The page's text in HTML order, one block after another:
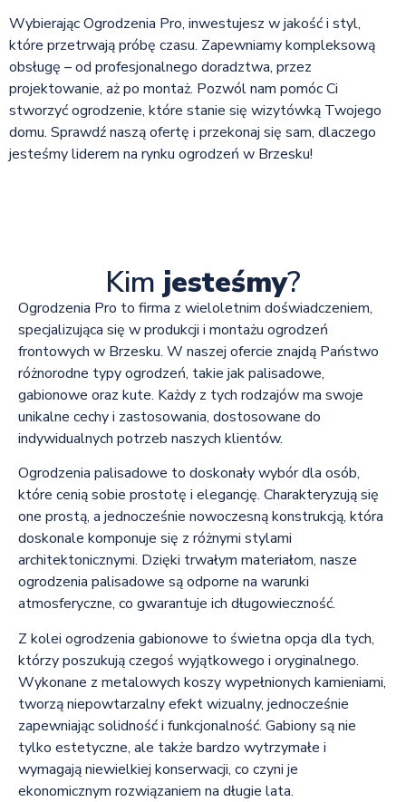
Wybierając Ogrodzenia Pro, inwestujesz w jakość i styl,
które przetrwają próbę czasu. Zapewniamy kompleksową
obsługę – od profesjonalnego doradztwa, przez
projektowanie, aż po montaż. Pozwól nam pomóc Ci
stworzyć ogrodzenie, które stanie się wizytówką Twojego
domu. Sprawdź naszą ofertę i przekonaj się sam, dlaczego
jesteśmy liderem na rynku ogrodzeń w Brzesku!
Kim jesteśmy?
Ogrodzenia Pro to firma z wieloletnim doświadczeniem,
specjalizująca się w produkcji i montażu ogrodzeń
frontowych w Brzesku. W naszej ofercie znajdą Państwo
różnorodne typy ogrodzeń, takie jak palisadowe,
gabionowe oraz kute. Każdy z tych rodzajów ma swoje
unikalne cechy i zastosowania, dostosowane do
indywidualnych potrzeb naszych klientów.
Ogrodzenia palisadowe to doskonały wybór dla osób,
które cenią sobie prostotę i elegancję. Charakteryzują się
one prostą, a jednocześnie nowoczesną konstrukcją, która
doskonale komponuje się z różnymi stylami
architektonicznymi. Dzięki trwałym materiałom, nasze
ogrodzenia palisadowe są odporne na warunki
atmosferyczne, co gwarantuje ich długowieczność.
Z kolei ogrodzenia gabionowe to świetna opcja dla tych,
którzy poszukują czegoś wyjątkowego i oryginalnego.
Wykonane z metalowych koszy wypełnionych kamieniami,
tworzą niepowtarzalny efekt wizualny, jednocześnie
zapewniając solidność i funkcjonalność. Gabiony są nie
tylko estetyczne, ale także bardzo wytrzymałe i
wymagają niewielkiej konserwacji, co czyni je
ekonomicznym rozwiązaniem na długie lata.